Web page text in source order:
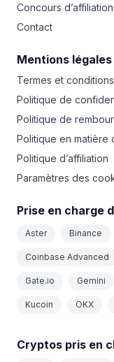
Concours d’affiliation
Contact
Mentions légales
Termes et conditions
Politique de
Politique de
Politique en matière
Politique d’affiliation
Paramètres des
Prise en charge
Aster Binance
Coinbase Advanced
Gate.io Gemini
Kucoin OKX
Cryptos pris en